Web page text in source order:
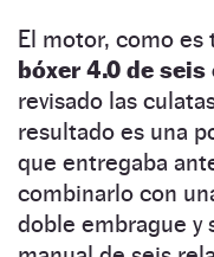
El motor, como es
bóxer 4.0 de
revisado las
resultado es una
que entregaba
combinarlo con
doble embrague y